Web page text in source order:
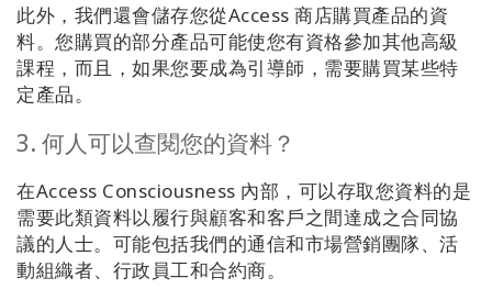
此外，我們還會儲存您從Access 商店購買產品的資
料。您購買的部分產品可能使您有資格參加其他高級
課程，而且，如果您要成為引導師，需要購買某些特
定產品。
3. 何人可以查閱您的資料？
在Access Consciousness 內部，可以存取您資料的是
需要此類資料以履行與顧客和客戶之間達成之合同協
議的人士。可能包括我們的通信和市場營銷團隊、活
動組織者、行政員工和合約商。